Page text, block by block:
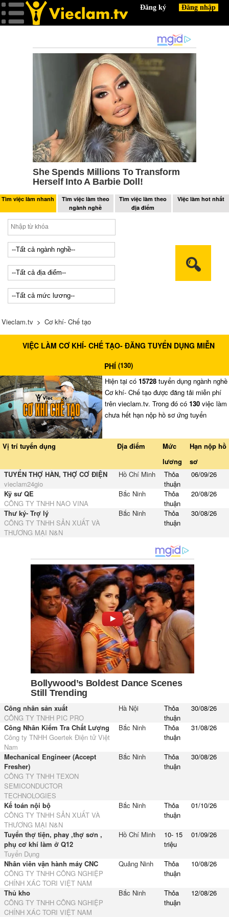
Tìm việc làm nhanh
Tìm việc làm theo
ngành nghề
Tìm việc làm theo
địa điểm
Việc làm hot nhất
Vieclam.tv > Cơ khí- Chế tạo
VIỆC LÀM CƠ KHÍ- CHẾ TẠO- ĐĂNG TUYỂN DỤNG MIỄN
PHÍ(130)
Hiện tại có 15728 tuyển dụng ngành nghề
Cơ khí- Chế tạo được đăng tải miễn phí
trên vieclam.tv. Trong đó có 130 việc làm
chưa hết hạn nộp hồ sơ ứng tuyển
Vị trí tuyển dụng Địa điểm
Mức
lương
Hạn nộp hồ
sơ
TUYỂN THỢ HÀN, THỢ CƠ ĐIỆN
vieclam24gio
Hồ Chí Minh
Thỏa
thuận
06/09/26
Kỹ sư QE
CÔNG TY TNHH NAO VINA
Bắc Ninh
Thỏa
thuận
20/08/26
Thư ký- Trợ lý
CÔNG TY TNHH SẢN XUẤT VÀ
THƯƠNG MẠI N&N
Bắc Ninh
Thỏa
thuận
30/08/26
Công nhân sản xuất
CÔNG TY TNHH PIC PRO
Hà Nội
Thỏa
thuận
30/08/26
Công Nhân Kiểm Tra Chất Lượng
Công ty TNHH Goertek Điện tử Việt
Nam
Bắc Ninh
Thỏa
thuận
31/08/26
Mechanical Engineer (Accept
Fresher)
CÔNG TY TNHH TEXON
SEMICONDUCTOR
TECHNOLOGIES
Bắc Ninh
Thỏa
thuận
30/08/26
Kế toán nội bộ
CÔNG TY TNHH SẢN XUẤT VÀ
THƯƠNG MẠI N&N
Bắc Ninh
Thỏa
thuận
01/10/26
Tuyển thợ tiện, phay ,thợ sơn ,
phụ cơ khí làm ở Q12
Tuyển Dụng
Hồ Chí Minh
10- 15
triệu
01/09/26
Nhân viên vận hành máy CNC
CÔNG TY TNHH CÔNG NGHIỆP
CHÍNH XÁC TORI VIỆT NAM
Quảng Ninh
Thỏa
thuận
10/08/26
Thủ kho
CÔNG TY TNHH CÔNG NGHIỆP
CHÍNH XÁC TORI VIỆT NAM
Bắc Ninh
Thỏa
thuận
12/08/26